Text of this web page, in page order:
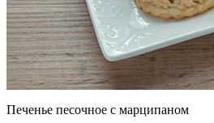
Печенье песочное с марципаном